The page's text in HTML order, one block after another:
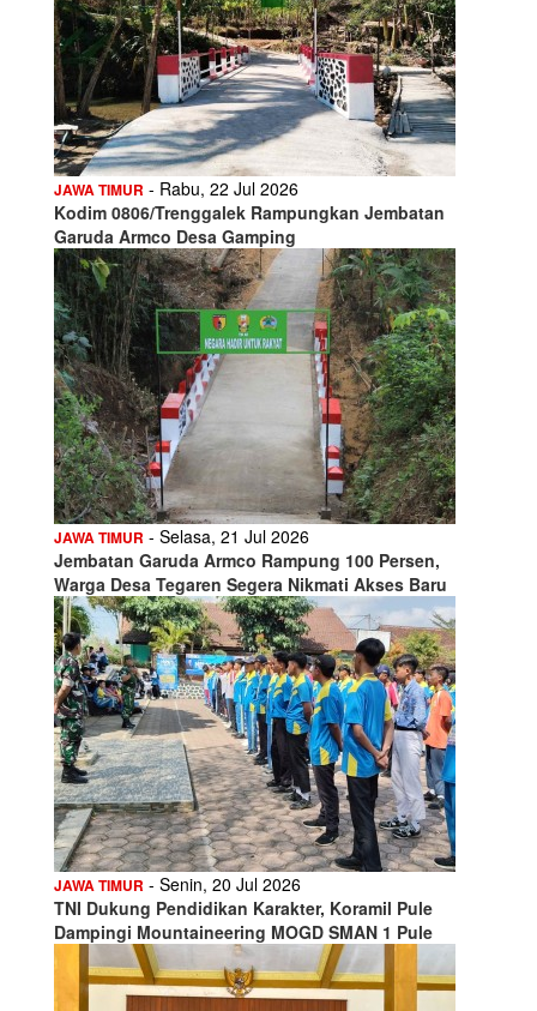
JAWA TIMUR - Rabu, 22 Jul 2026
Kodim 0806/Trenggalek Rampungkan Jembatan
Garuda Armco Desa Gamping
JAWA TIMUR - Selasa, 21 Jul 2026
Jembatan Garuda Armco Rampung 100 Persen,
Warga Desa Tegaren Segera Nikmati Akses Baru
JAWA TIMUR - Senin, 20 Jul 2026
TNI Dukung Pendidikan Karakter, Koramil Pule
Dampingi Mountaineering MOGD SMAN 1 Pule